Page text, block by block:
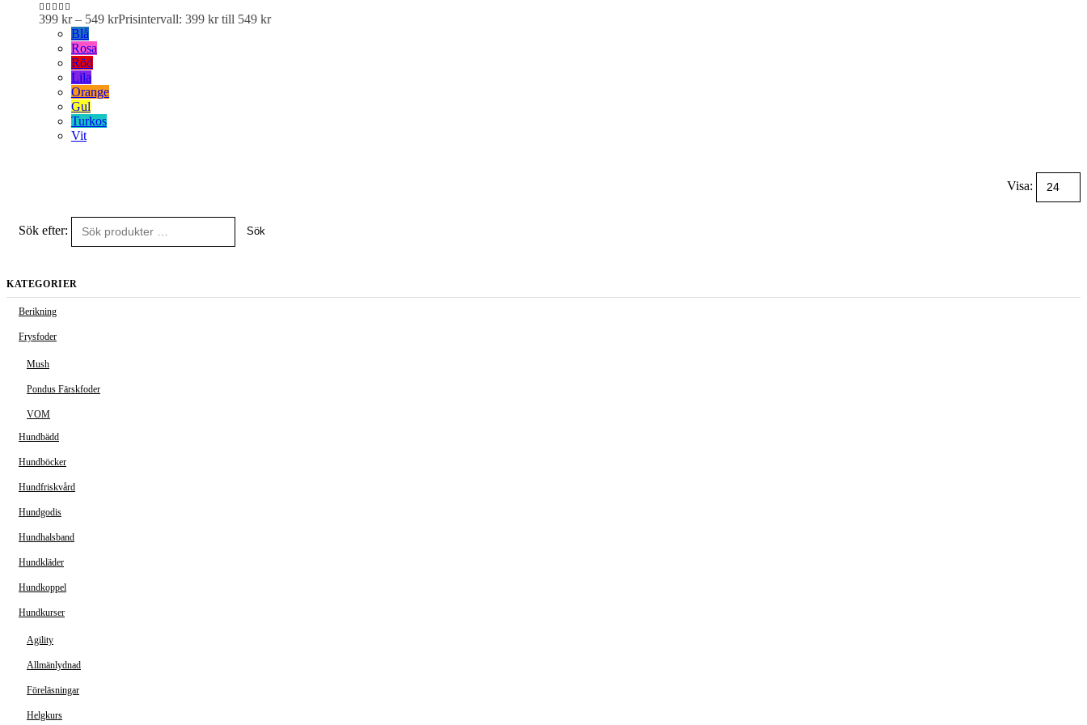
5.00 out of 5
399 kr – 549 krPrisintervall: 399 kr till 549 kr
Blå
Rosa
Röd
Lila
Orange
Gul
Turkos
Vit
Visa:
Sök efter: Sök
KATEGORIER
Berikning
Frysfoder
Mush
Pondus Färskfoder
VOM
Hundbädd
Hundböcker
Hundfriskvård
Hundgodis
Hundhalsband
Hundkläder
Hundkoppel
Hundkurser
Agility
Allmänlydnad
Föreläsningar
Helgkurs